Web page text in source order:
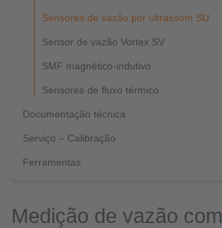
Sensores de vazão por ultrassom SU
Sensor de vazão Vortex SV
SMF magnético-indutivo
Sensores de fluxo térmico
Documentação técnica
Serviço – Calibração
Ferramentas
Medição de vazão com